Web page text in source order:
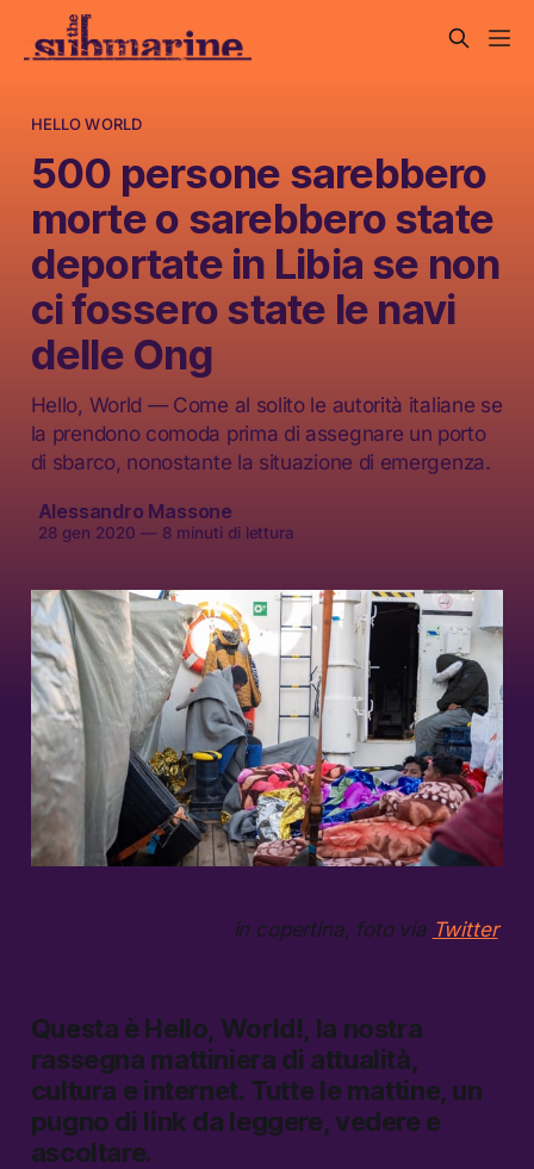
HELLO WORLD
500 persone sarebbero
morte o sarebbero state
deportate in Libia se non
ci fossero state le navi
delle Ong
Hello, World — Come al solito le autorità italiane se
la prendono comoda prima di assegnare un porto
di sbarco, nonostante la situazione di emergenza.
Alessandro Massone
28 gen 2020 — 8 minuti di lettura
in copertina, foto via Twitter
Questa è Hello, World!, la nostra
rassegna mattiniera di attualità,
cultura e internet. Tutte le mattine, un
pugno di link da leggere, vedere e
ascoltare.